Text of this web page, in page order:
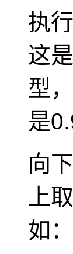
执
这
型
是
向
上
如：